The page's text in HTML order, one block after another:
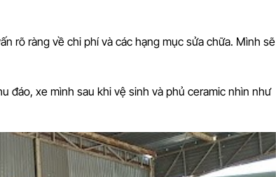
rõ ràng về chi phí và các hạng mục sửa chữa. Mình sẽ
đáo, xe mình sau khi vệ sinh và phủ ceramic nhìn như